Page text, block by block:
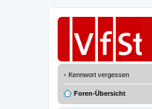
Kennwort vergessen
Foren-Übersicht